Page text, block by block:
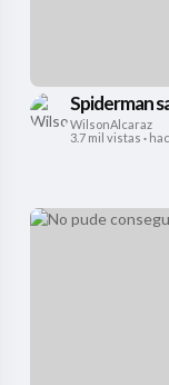
Spiderman
WilsonAlcaraz
3.7 mil vistas ·